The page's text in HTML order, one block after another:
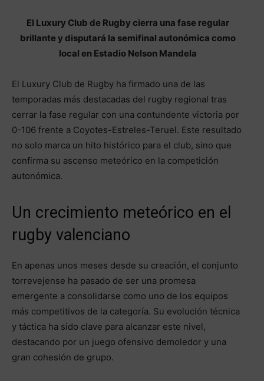
El Luxury Club de Rugby cierra una fase regular
brillante y disputará la semifinal autonómica como
local en Estadio Nelson Mandela
El Luxury Club de Rugby ha firmado una de las
temporadas más destacadas del rugby regional tras
cerrar la fase regular con una contundente victoria por
0-106 frente a Coyotes-Estreles-Teruel. Este resultado
no solo marca un hito histórico para el club, sino que
confirma su ascenso meteórico en la competición
autonómica.
Un crecimiento meteórico en el
rugby valenciano
En apenas unos meses desde su creación, el conjunto
torrevejense ha pasado de ser una promesa
emergente a consolidarse como uno de los equipos
más competitivos de la categoría. Su evolución técnica
y táctica ha sido clave para alcanzar este nivel,
destacando por un juego ofensivo demoledor y una
gran cohesión de grupo.